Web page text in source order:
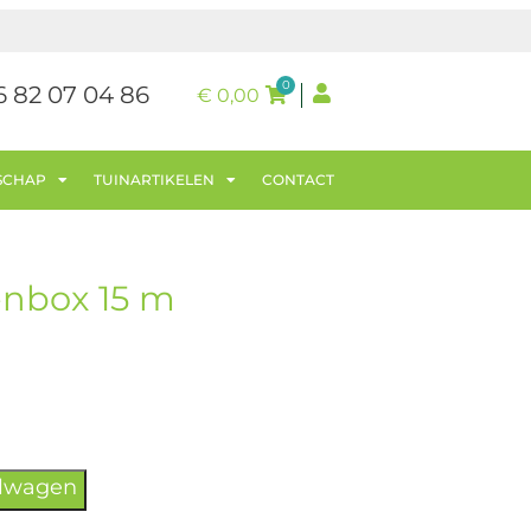
82 07 04 86 € 0,00 0
TUINARTIKELEN CONTACT
15 m